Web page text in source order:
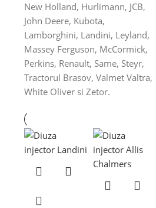
New Holland, Hurlimann, JCB,
John Deere, Kubota,
Lamborghini, Landini, Leyland,
Massey Ferguson, McCormick,
Perkins, Renault, Same, Steyr,
Tractorul Brasov, Valmet Valtra,
White Oliver si Zetor.